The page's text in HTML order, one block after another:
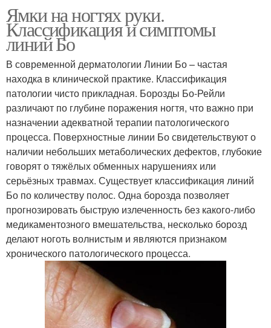
Ямки на ногтях руки.
Классификация и симптомы
линий Бо
В современной дерматологии Линии Бо – частая
находка в клинической практике. Классификация
патологии чисто прикладная. Борозды Бо-Рейли
различают по глубине поражения ногтя, что важно при
назначении адекватной терапии патологического
процесса. Поверхностные линии Бо свидетельствуют о
наличии небольших метаболических дефектов, глубокие
говорят о тяжёлых обменных нарушениях или
серьёзных травмах. Существует классификация линий
Бо по количеству полос. Одна борозда позволяет
прогнозировать быструю излеченность без какого-либо
медикаментозного вмешательства, несколько борозд
делают ноготь волнистым и являются признаком
хронического патологического процесса.